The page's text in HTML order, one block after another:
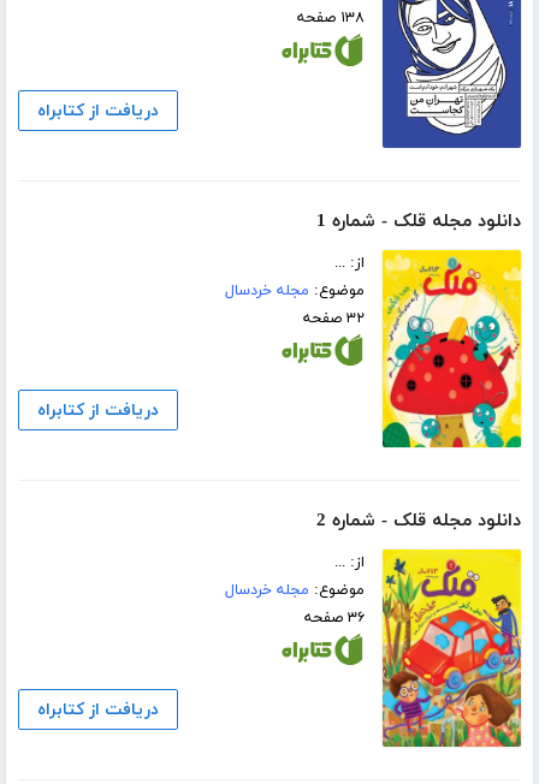
۱۳۸ صفحه
دریافت از کتابراه
دانلود مجله قلک - شماره 1
از: ...
موضوع: مجله خردسال
۳۲ صفحه
دریافت از کتابراه
دانلود مجله قلک - شماره 2
از: ...
موضوع: مجله خردسال
۳۶ صفحه
دریافت از کتابراه